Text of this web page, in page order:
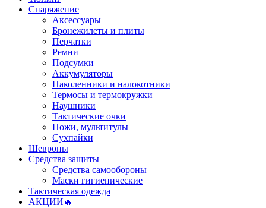
Снаряжение
Аксессуары
Бронежилеты и плиты
Перчатки
Ремни
Подсумки
Аккумуляторы
Наколенники и налокотники
Термосы и термокружки
Наушники
Тактические очки
Ножи, мультитулы
Сухпайки
Шевроны
Средства защиты
Средства самообороны
Маски гигиенические
Тактическая одежда
АКЦИИ🔥